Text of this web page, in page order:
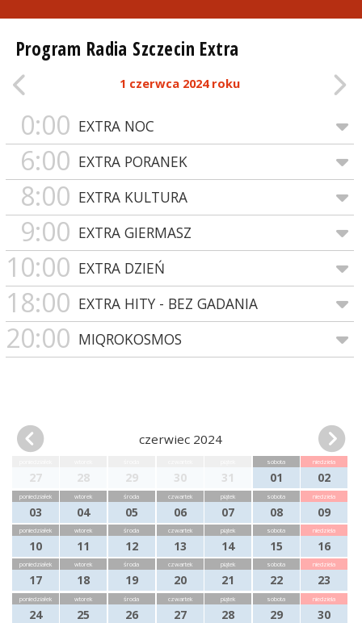
Program Radia Szczecin Extra
1 czerwca 2024 roku
0:00 EXTRA NOC
6:00 EXTRA PORANEK
8:00 EXTRA KULTURA
9:00 EXTRA GIERMASZ
10:00 EXTRA DZIEŃ
18:00 EXTRA HITY - BEZ GADANIA
20:00 MIQROKOSMOS
czerwiec 2024
27 28 29 30 31
sobota
01
niedziela
02
poniedziałek
03
wtorek
04
środa
05
czwartek
06
piątek
07
sobota
08
niedziela
09
poniedziałek
10
wtorek
11
środa
12
czwartek
13
piątek
14
sobota
15
niedziela
16
poniedziałek
17
wtorek
18
środa
19
czwartek
20
piątek
21
sobota
22
niedziela
23
poniedziałek
24
wtorek
25
środa
26
czwartek
27
piątek
28
sobota
29
niedziela
30